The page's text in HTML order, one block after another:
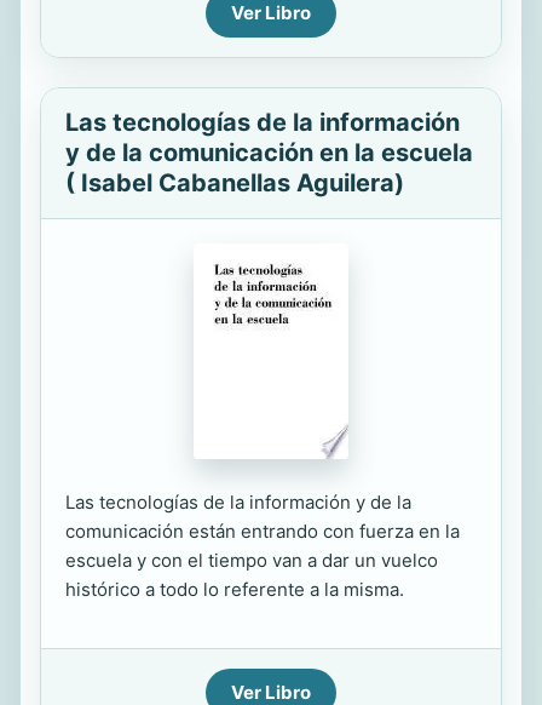
Ver Libro
Las tecnologías de la información
y de la comunicación en la escuela
( Isabel Cabanellas Aguilera)
Las tecnologías de la información y de la
comunicación están entrando con fuerza en la
escuela y con el tiempo van a dar un vuelco
histórico a todo lo referente a la misma.
Ver Libro